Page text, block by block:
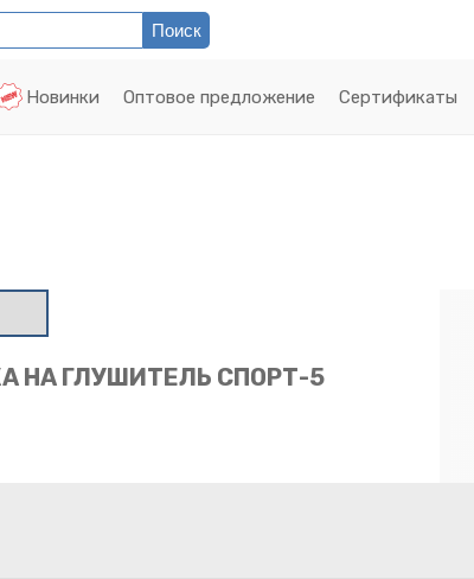
Новинки Оптовое предложение Сертификаты
НА ГЛУШИТЕЛЬ СПОРТ-5